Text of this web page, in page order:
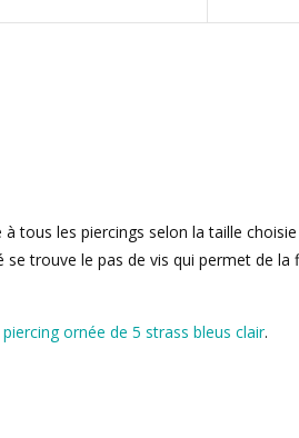
tous les piercings selon la taille
trouve le pas de vis qui permet de
ornée de 5 strass bleus clair.